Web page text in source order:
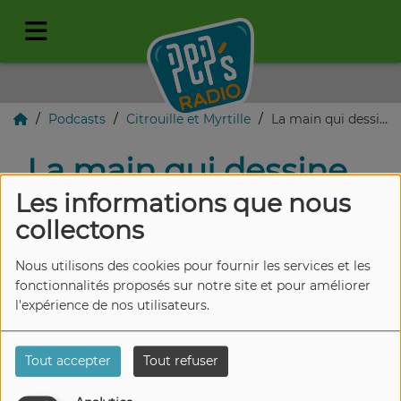
Les informations que nous
collectons
Nous utilisons des cookies pour fournir les services et les
fonctionnalités proposés sur notre site et pour améliorer
l'expérience de nos utilisateurs.
Tout accepter Tout refuser
Podcasts Citrouille et Myrtille La main qui dessine
La main qui dessine